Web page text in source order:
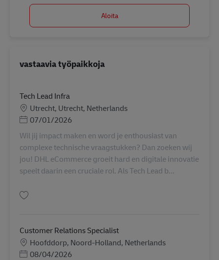
Aloita
vastaavia työpaikkoja
Tech Lead Infra
SijaintiUtrecht, Utrecht, Netherlands
Posted Date
07/01/2026
Wil jij impact maken en word je enthousiast van
complexe technische vraagstukken? Dan zoeken wij
jou! DHL eCommerce groeit hard en digitale innovatie
speelt daarin een cruciale rol. Als Tech Lead b...
Customer Relations Specialist
SijaintiHoofddorp, Noord-Holland, Netherlands
Posted Date
08/04/2026